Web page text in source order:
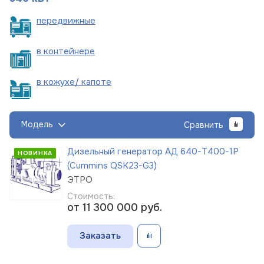
передвижные
в контейнере
в кожухе/ капоте
Модель Сравнить
НОВИНКА
Дизельный генератор АД 640-Т400-1Р
(Cummins QSK23-G3)
ЭТРО
Стоимость:
от 11 300 000 руб.
Заказать